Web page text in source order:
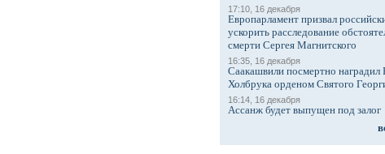
17:10, 16 декабря
Европарламент призвал
ускорить расследование
смерти Сергея Магнитского
16:35, 16 декабря
Саакашвили посмертно наградил
Холбрука орденом Святого
16:14, 16 декабря
Ассанж будет выпущен под залог